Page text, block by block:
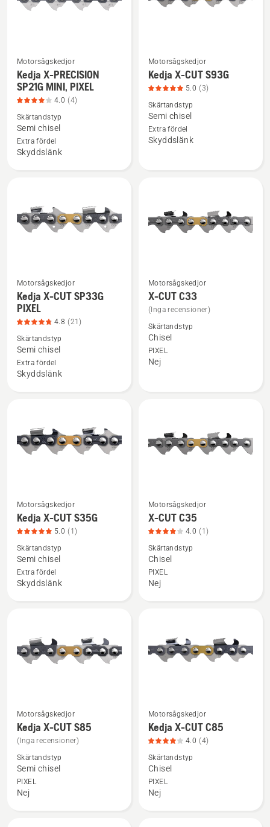
Se
mer
information
om
Kedja
PRECISION
produktbetyg
Motorsågskedjor
Kedja X-PRECISION
SP21G MINI, PIXEL
4.0 (4)
Skärtandstyp
Semi chisel
Extra fördel
Skyddslänk
Se
mer
om
Kedja
av
Motorsågskedjor
Kedja X-CUT S93G
5.0 (3)
Skärtandstyp
Semi chisel
Extra fördel
Skyddslänk
Se
mer
information
om
Kedja
CUT
4.8
Motorsågskedjor
Kedja X-CUT SP33G
PIXEL
4.8 (21)
Skärtandstyp
Semi chisel
Extra fördel
Skyddslänk
Se
mer
om
CUT
Motorsågskedjor
X-CUT C33
(Inga recensioner)
Skärtandstyp
Chisel
PIXEL
Nej
Se
mer
information
om
Kedja
av
Motorsågskedjor
Kedja X-CUT S35G
5.0 (1)
Skärtandstyp
Semi chisel
Extra fördel
Skyddslänk
Se
mer
information
om
CUT
Motorsågskedjor
X-CUT C35
4.0 (1)
Skärtandstyp
Chisel
PIXEL
Nej
Se
mer
information
om
Kedja
Motorsågskedjor
Kedja X-CUT S85
(Inga recensioner)
Skärtandstyp
Semi chisel
PIXEL
Nej
Se
mer
information
om
Kedja
Motorsågskedjor
Kedja X-CUT C85
4.0 (4)
Skärtandstyp
Chisel
PIXEL
Nej